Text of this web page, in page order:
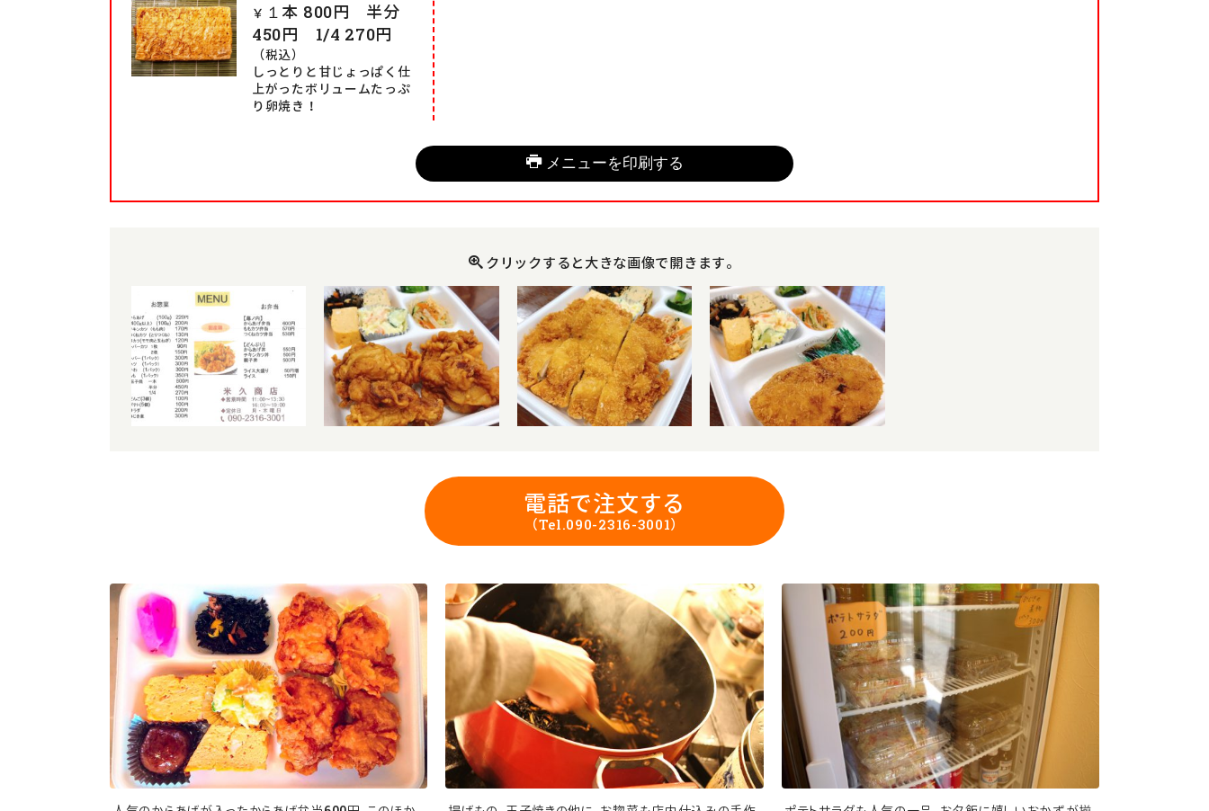
￥ １本 800円 半分
450円 1/4 270円
（税込）
しっとりと甘じょっぱく仕
上がったボリュームたっぷ
り卵焼き！
メニューを印刷する
クリックすると大きな画像で開きます。
電話で注文する
（Tel.090-2316-3001）